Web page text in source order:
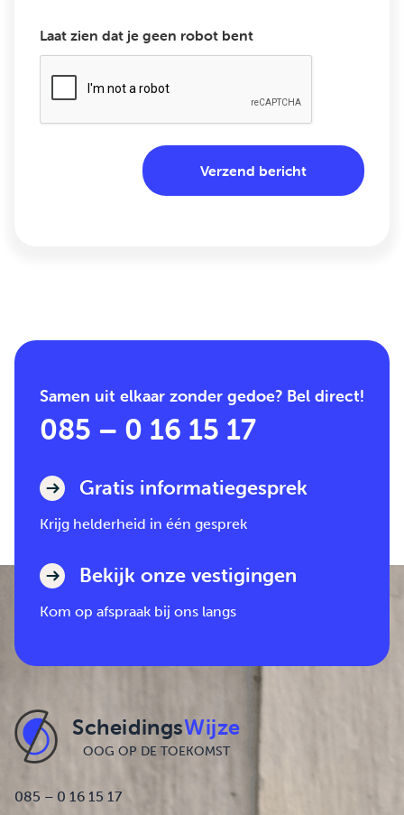
Laat zien dat je geen robot bent
Samen uit elkaar zonder gedoe? Bel direct!
085 – 0 16 15 17
Gratis informatiegesprek
Krijg helderheid in één gesprek
Bekijk onze vestigingen
Kom op afspraak bij ons langs
ScheidingsWijze
OOG OP DE TOEKOMST
085 – 0 16 15 17